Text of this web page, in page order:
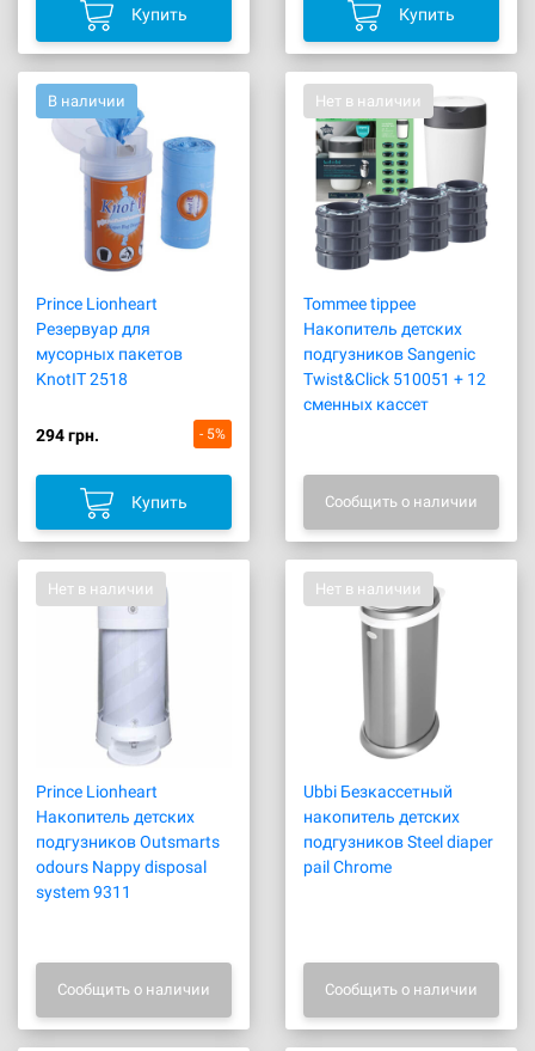
Купить Купить
В наличии
Prince Lionheart
Резервуар для
мусорных пакетов
KnotIT 2518
294 грн. - 5%
Купить
Нет в наличии
Tommee tippee
Накопитель детских
подгузников Sangenic
Twist&Click 510051 + 12
сменных кассет
Сообщить о наличии
Нет в наличии
Prince Lionheart
Накопитель детских
подгузников Outsmarts
odours Nappy disposal
system 9311
Сообщить о наличии
Нет в наличии
Ubbi Безкассетный
накопитель детских
подгузников Steel diaper
pail Chrome
Сообщить о наличии